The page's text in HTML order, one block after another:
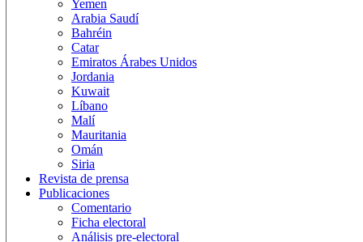
Yemen
Arabia Saudí
Bahréin
Catar
Emiratos Árabes Unidos
Jordania
Kuwait
Líbano
Malí
Mauritania
Omán
Siria
Revista de prensa
Publicaciones
Comentario
Ficha electoral
Análisis pre-electoral